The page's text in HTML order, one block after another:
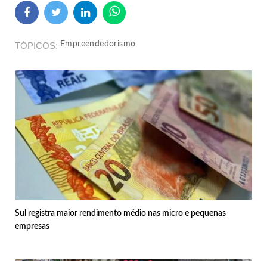
TÓPICOS Empreendedorismo
Sul registra maior rendimento médio nas micro e pequenas
empresas